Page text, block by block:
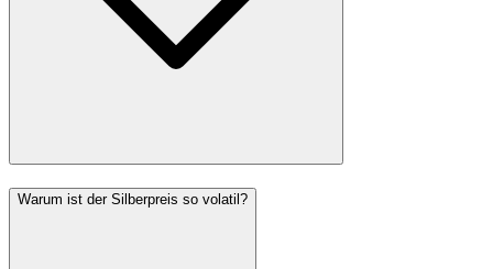
Warum ist der Silberpreis so volatil?